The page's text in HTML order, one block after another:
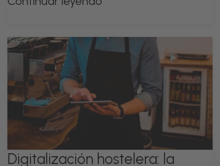
Digitalización hostelera: la